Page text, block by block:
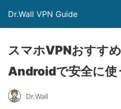
Dr.Wall VPN Guide
スマホVPNおすす
Androidで安全に使
Dr.Wall